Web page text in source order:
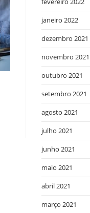
janeiro 2022
dezembro 2021
novembro 2021
outubro 2021
setembro 2021
agosto 2021
julho 2021
junho 2021
maio 2021
abril 2021
março 2021